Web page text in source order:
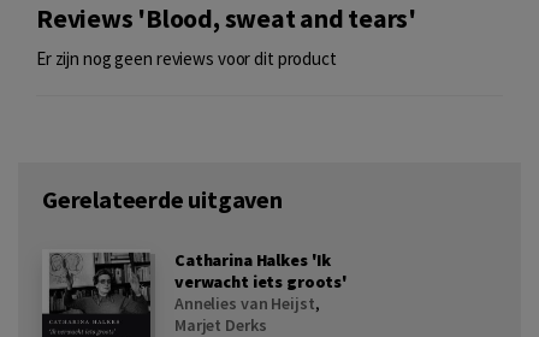
Reviews 'Blood, sweat and tears'
Er zijn nog geen reviews voor dit product
Gerelateerde uitgaven
Catharina Halkes 'Ik
verwacht iets groots'
Annelies van Heijst,
Marjet Derks